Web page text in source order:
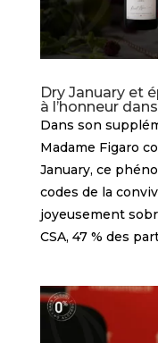
Dry January et
à l’honneur
Dans son
Madame Figaro
January, ce
codes de la
joyeusement
CSA, 47 % des